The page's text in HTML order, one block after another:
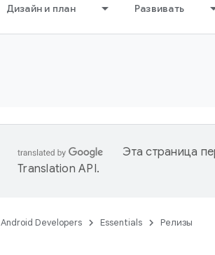
Дизайн и план Развивать
Эта страница
Translation API.
Android Developers Essentials Релизы